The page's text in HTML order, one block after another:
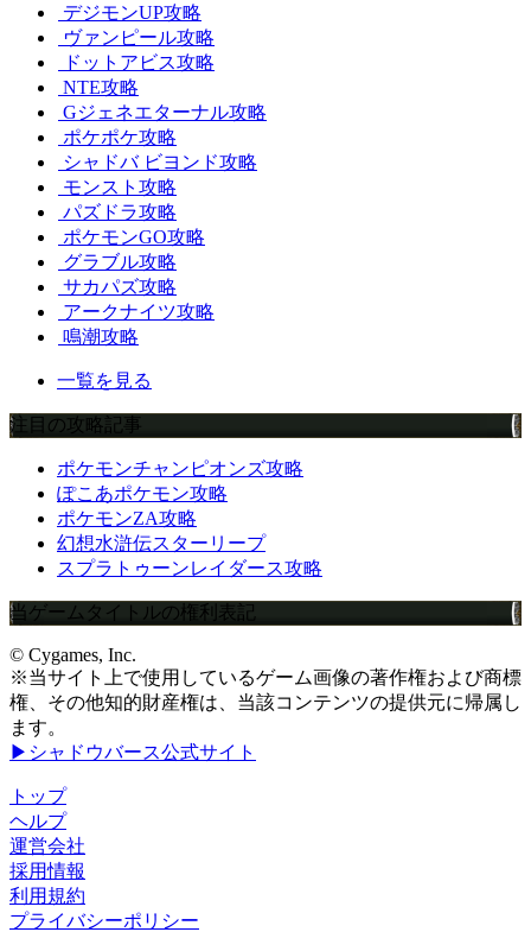
デジモンUP攻略
ヴァンピール攻略
ドットアビス攻略
NTE攻略
Gジェネエターナル攻略
ポケポケ攻略
シャドバ ビヨンド攻略
モンスト攻略
パズドラ攻略
ポケモンGO攻略
グラブル攻略
サカパズ攻略
アークナイツ攻略
鳴潮攻略
一覧を見る
注目の攻略記事
ポケモンチャンピオンズ攻略
ぽこあポケモン攻略
ポケモンZA攻略
幻想水滸伝スターリープ
スプラトゥーンレイダース攻略
当ゲームタイトルの権利表記
© Cygames, Inc.
※当サイト上で使用しているゲーム画像の著作権および商標
権、その他知的財産権は、当該コンテンツの提供元に帰属し
ます。
▶シャドウバース公式サイト
トップ
ヘルプ
運営会社
採用情報
利用規約
プライバシーポリシー